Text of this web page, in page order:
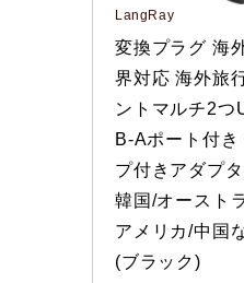
LangRay
変換プラグ 海
界対応 海外旅
ントマルチ2つ
B-Aポート付
プ付きアダプ
韓国/オースト
アメリカ/中国
(ブラック)